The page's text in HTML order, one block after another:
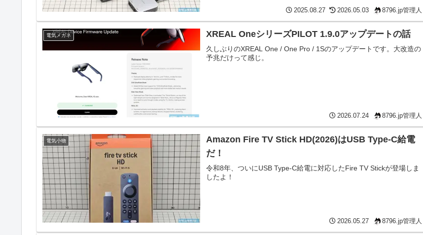
2025.08.27 2026.05.03 8796.jp管理人
電気メガネ XREAL OneシリーズPILOT 1.9.0アップデートの話
久しぶりのXREAL One / One Pro / 1Sのアップデートです。大改造の
予兆だけって感じ。
2026.07.24 8796.jp管理人
電気小物
Amazon Fire TV Stick HD(2026)はUSB Type-C給電
だ！
令和8年、ついにUSB Type-C給電に対応したFire TV Stickが登場しま
したよ！
2026.05.27 8796.jp管理人